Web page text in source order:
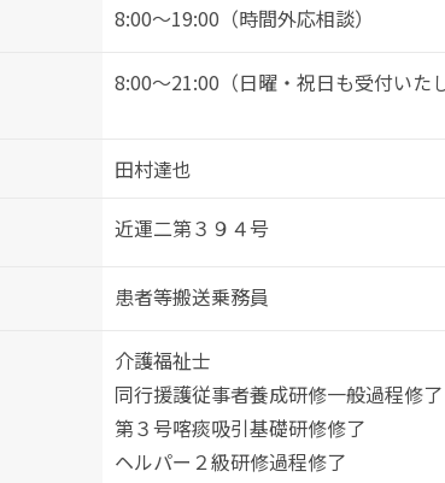
8:00～19:00（時間外応相談）
8:00～21:00（日曜・祝日も受付いた
田村達也
近運二第３９４号
患者等搬送乗務員
介護福祉士
同行援護従事者養成研修一般過程修了
第３号喀痰吸引基礎研修修了
ヘルパー２級研修過程修了